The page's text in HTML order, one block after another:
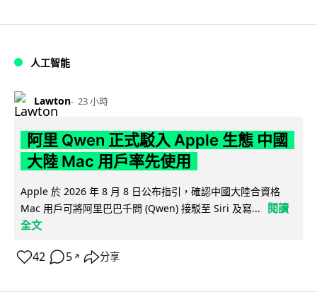
人工智能
Lawton 23 小時
阿里 Qwen 正式駁入 Apple 生態 中國
大陸 Mac 用戶率先使用
Apple 於 2026 年 8 月 8 日公布指引，確認中國大陸合資格
Mac 用戶可將阿里巴巴千問 (Qwen) 接駁至 Siri 及寫...
閱讀
全文
42 5 ↗ 分享